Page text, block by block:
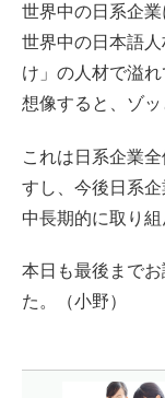
世界中の日系企業
世界中の日本語
け」の人材で溢
想像すると、ゾッ
これは日系企業
すし、今後日系
中長期的に取り
本日も最後まで
た。（小野）